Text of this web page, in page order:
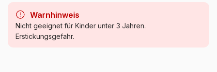
Kategorie Puzzle - Tierpuzzles
Warnhinweis
Nicht geeignet für Kinder unter 3 Jahren.
Erstickungsgefahr.